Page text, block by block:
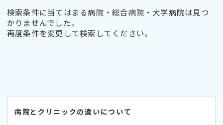
検索条件に当てはまる病院・総合病院・大学病院は見つ
かりませんでした。
再度条件を変更して検索してください。
病院とクリニックの違いについて